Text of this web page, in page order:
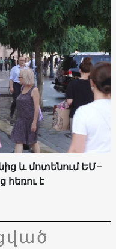
և մոտենում ԵՄ-
հեռու է